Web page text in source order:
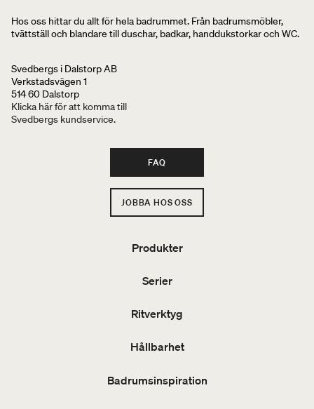
Hos oss hittar du allt för hela badrummet. Från badrumsmöbler,
tvättställ och blandare till duschar, badkar, handdukstorkar och WC.
Svedbergs i Dalstorp AB
Verkstadsvägen 1
514 60 Dalstorp
Klicka här för att komma till
Svedbergs kundservice.
FAQ
JOBBA HOS OSS
Produkter
Serier
Ritverktyg
Hållbarhet
Badrumsinspiration